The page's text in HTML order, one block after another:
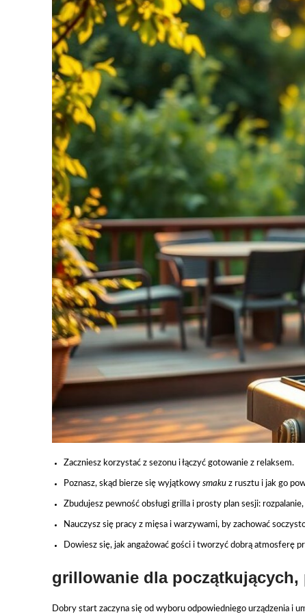
Zaczniesz korzystać z sezonu i łączyć gotowanie z relaksem.
Poznasz, skąd bierze się wyjątkowy smaku z rusztu i jak go
Zbudujesz pewność obsługi grilla i prosty plan sesji:
Nauczysz się pracy z mięsa i warzywami, by zachować
Dowiesz się, jak angażować gości i tworzyć dobrą atmosferę
grillowanie dla początkujących,
Dobry start zaczyna się od wyboru odpowiedniego urządzenia i